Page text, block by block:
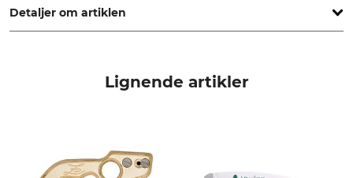
Detaljer om artiklen
Klingetykkelse
Hærdet
Lignende artikler